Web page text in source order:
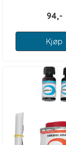
94,-
Kjøp